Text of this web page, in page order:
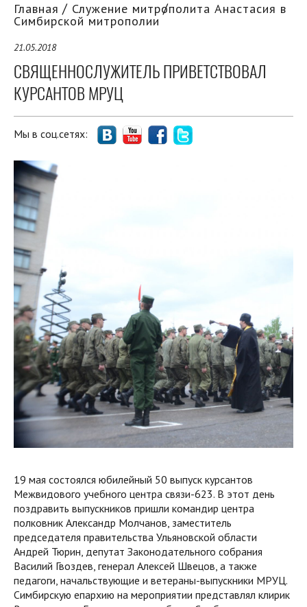
Главная Служение митрополита Анастасия в
Симбирской митрополии
21.05.2018
СВЯЩЕННОСЛУЖИТЕЛЬ ПРИВЕТСТВОВАЛ
КУРСАНТОВ МРУЦ
Мы в соц.сетях:
19 мая состоялся юбилейный 50 выпуск курсантов
Межвидового учебного центра связи-623. В этот день
поздравить выпускников пришли командир центра
полковник Александр Молчанов, заместитель
председателя правительства Ульяновской области
Андрей Тюрин, депутат Законодательного собрания
Василий Гвоздев, генерал Алексей Швецов, а также
педагоги, начальствующие и ветераны-выпускники МРУЦ.
Симбирскую епархию на мероприятии представлял клирик